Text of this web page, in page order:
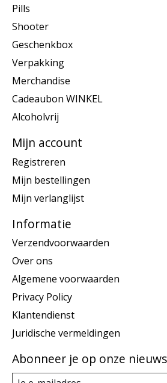
Pills
Shooter
Geschenkbox
Verpakking
Merchandise
Cadeaubon WINKEL
Alcoholvrij
Mijn account
Registreren
Mijn bestellingen
Mijn verlanglijst
Informatie
Verzendvoorwaarden
Over ons
Algemene voorwaarden
Privacy Policy
Klantendienst
Juridische vermeldingen
Abonneer je op onze